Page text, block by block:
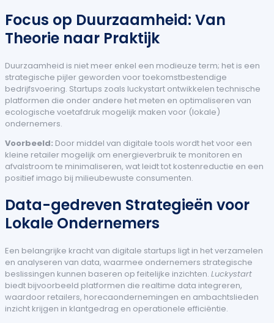
Focus op Duurzaamheid: Van
Theorie naar Praktijk
Duurzaamheid is niet meer enkel een modieuze term; het is een
strategische pijler geworden voor toekomstbestendige
bedrijfsvoering. Startups zoals luckystart ontwikkelen technische
platformen die onder andere het meten en optimaliseren van
ecologische voetafdruk mogelijk maken voor (lokale)
ondernemers.
Voorbeeld: Door middel van digitale tools wordt het voor een
kleine retailer mogelijk om energieverbruik te monitoren en
afvalstroom te minimaliseren, wat leidt tot kostenreductie en een
positief imago bij milieubewuste consumenten.
Data-gedreven Strategieën voor
Lokale Ondernemers
Een belangrijke kracht van digitale startups ligt in het verzamelen
en analyseren van data, waarmee ondernemers strategische
beslissingen kunnen baseren op feitelijke inzichten. Luckystart
biedt bijvoorbeeld platformen die realtime data integreren,
waardoor retailers, horecaondernemingen en ambachtslieden
inzicht krijgen in klantgedrag en operationele efficiëntie.